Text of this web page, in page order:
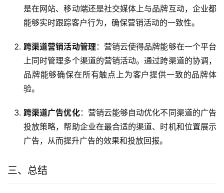
是在网站、移动端还是社交媒体上与品牌互动，企业都
能够实时跟踪客户行为，确保营销活动的一致性。
跨渠道营销活动管理 ：营销云使得品牌能够在一个平台
上同时管理多个渠道的营销活动。通过跨渠道的协调，
品牌能够确保在所有触点上为客户提供一致的品牌体
验。
跨渠道广告优化：营销云能够自动优化不同渠道的广告
投放策略，帮助企业在最合适的渠道、时机和位置展示
广告，从而提升广告的效果和投放回报。
三、总结